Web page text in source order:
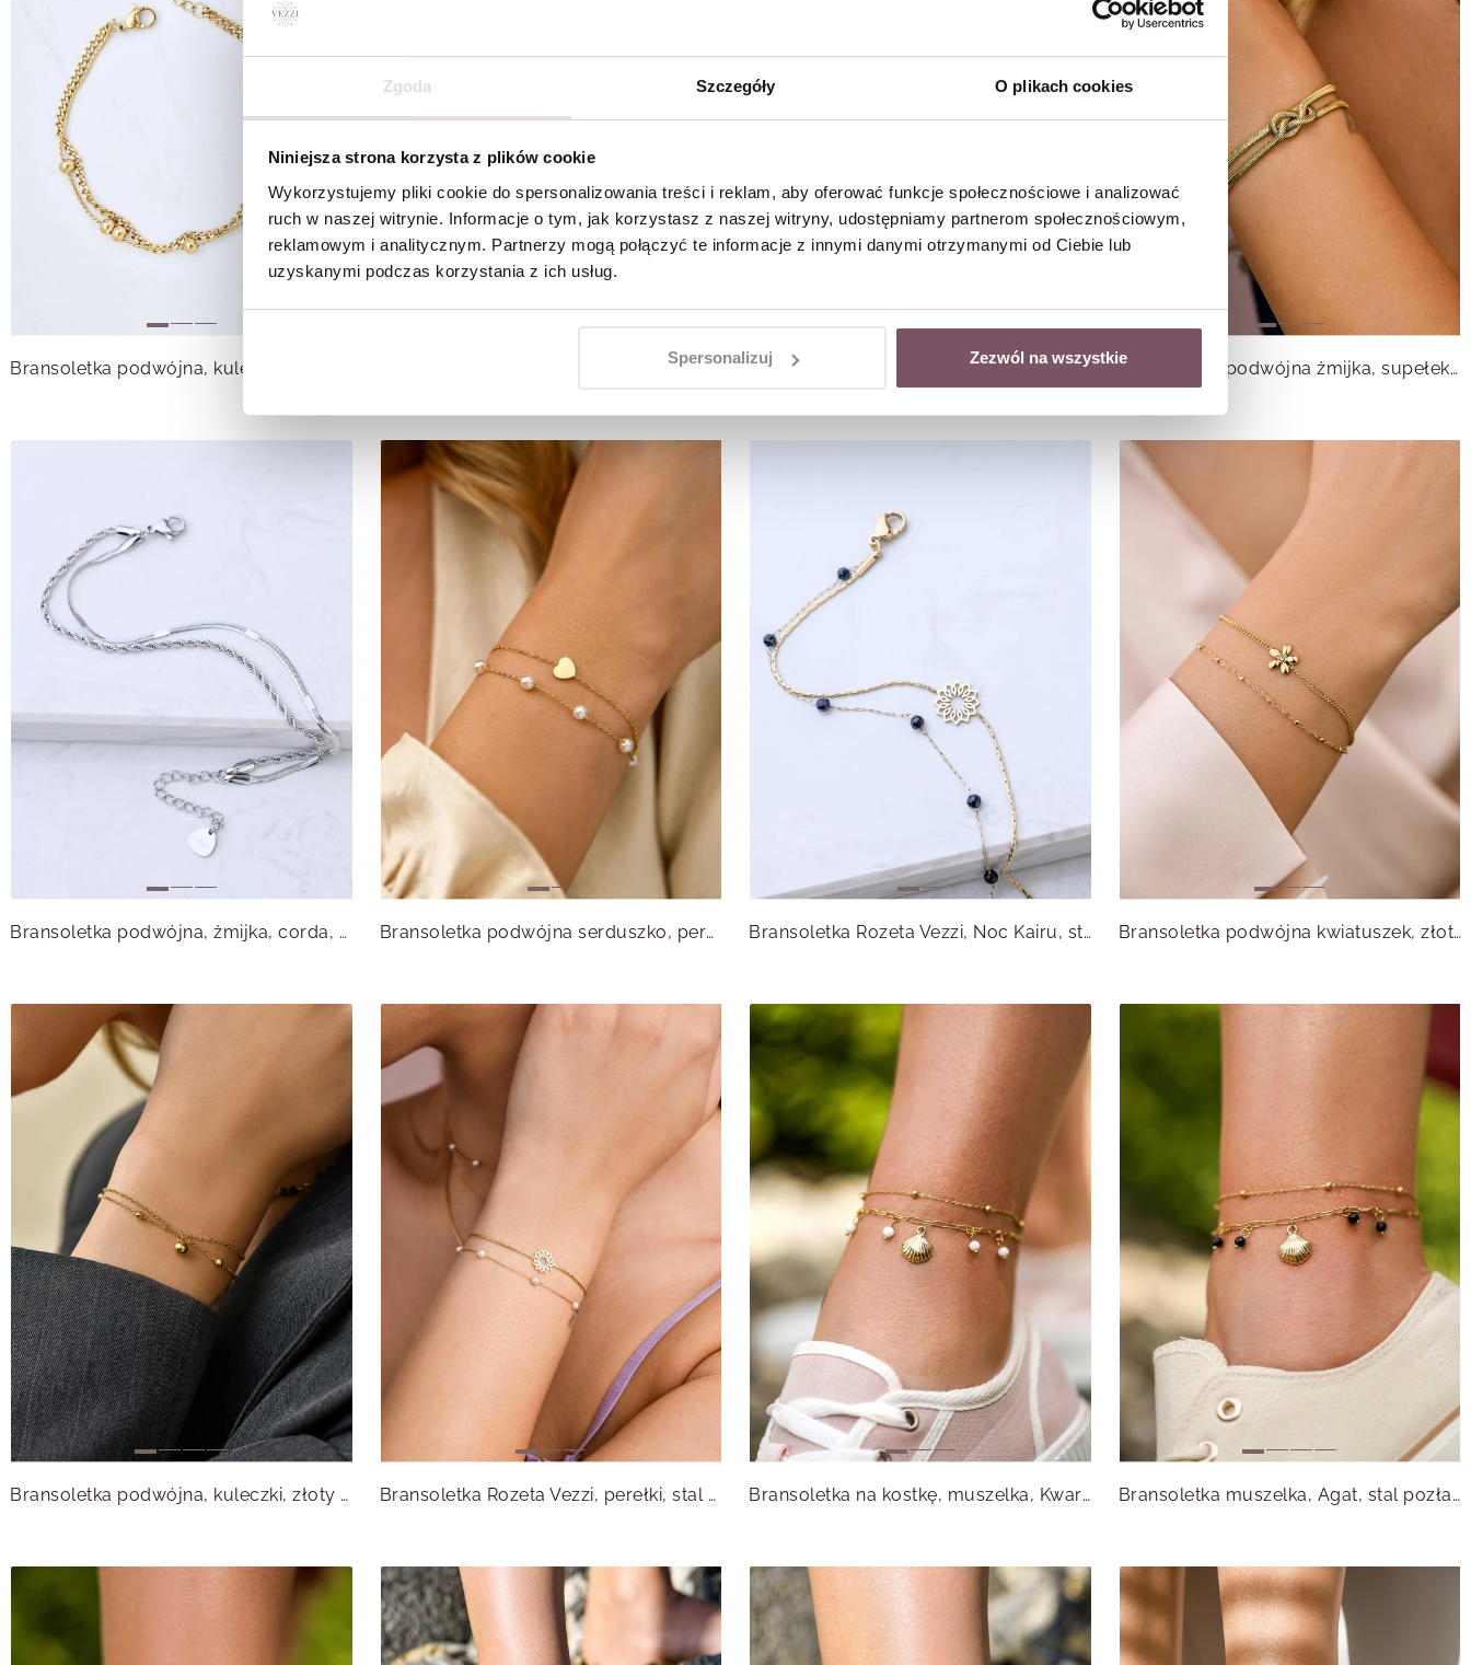
Zgoda Szczegóły O plikach cookies
Niniejsza strona korzysta z plików cookie
Wykorzystujemy pliki cookie do spersonalizowania treści i reklam, aby oferować funkcje społecznościowe i analizować
ruch w naszej witrynie. Informacje o tym, jak korzystasz z naszej witryny, udostępniamy partnerom społecznościowym,
reklamowym i analitycznym. Partnerzy mogą połączyć te informacje z innymi danymi otrzymanymi od Ciebie lub
uzyskanymi podczas korzystania z ich usług.
Spersonalizuj Zezwól na wszystkie
Bransoletka podwójna, serduszko, kulki, złoty S104767Z00 Bransoletka podwójna, biedronka, stal pozłacana S112779Z01 Bransoletka podwójna żmijka, supełek, stal pozłacana S110486Z00
Bransoletka podwójna, żmijka, corda, srebrny S106104S00 Bransoletka podwójna serduszko, perełki, stal pozłacana S111593Z00 Bransoletka Rozeta Vezzi, Noc Kairu, stal pozłacana S108396Z00 Bransoletka podwójna kwiatuszek, złoty S107942Z00
Bransoletka podwójna, kuleczki, złoty S105386Z00 Bransoletka Rozeta Vezzi, perełki, stal pozłacana S108439Z00 Bransoletka na kostkę, muszelka, Kwarc Biały, stal pozłacana S113450Z00 Bransoletka muszelka, Agat, stal pozłacana S113449Z00